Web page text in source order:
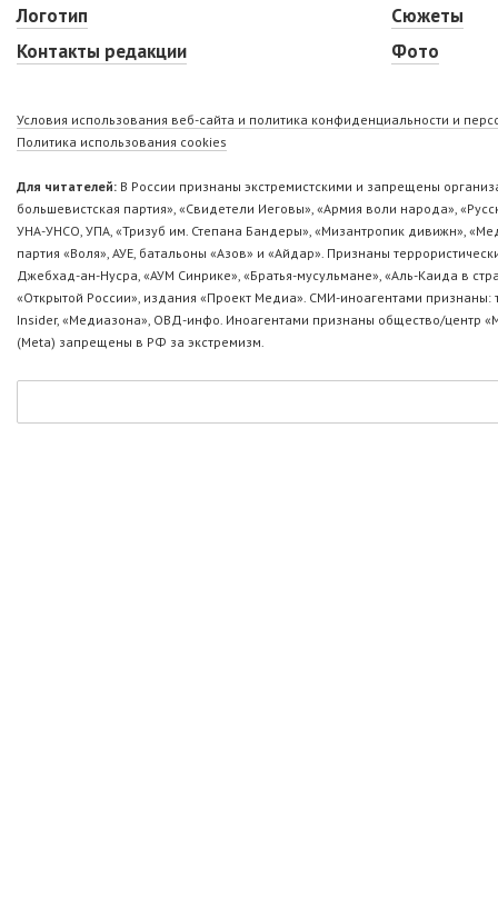
Логотип
Контакты редакции
Сюжеты
Фото
Условия использования веб-сайта и политика конфиденциальности и
Политика использования cookies
Для читателей: В России признаны экстремистскими и запрещены
большевистская партия», «Свидетели Иеговы», «Армия воли народа»,
УНА-УНСО, УПА, «Тризуб им. Степана Бандеры», «Мизантропик дивижн»,
партия «Воля», АУЕ, батальоны «Азов» и «Айдар». Признаны
Джебхад-ан-Нусра, «АУМ Синрике», «Братья-мусульмане», «Аль-Каида в
«Открытой России», издания «Проект Медиа». СМИ-иноагентами
Insider, «Медиазона», ОВД-инфо. Иноагентами признаны общество/центр
(Metа) запрещены в РФ за экстремизм.